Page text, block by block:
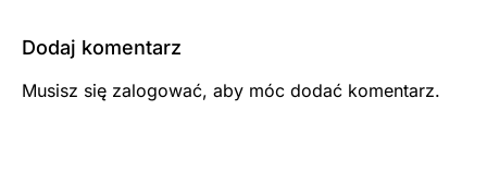
Dodaj komentarz
Musisz się zalogować, aby móc dodać komentarz.